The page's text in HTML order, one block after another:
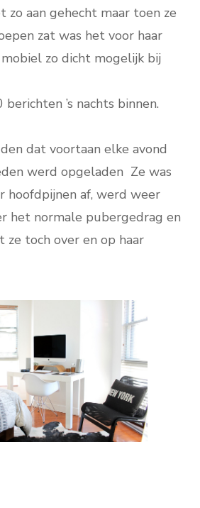
zo aan gehecht maar toen ze
zat was het voor haar
zo dicht mogelijk bij
berichten ’s nachts binnen.
dat voortaan elke avond
werd opgeladen Ze was
hoofdpijnen af, werd weer
het normale pubergedrag en
ze toch over en op haar